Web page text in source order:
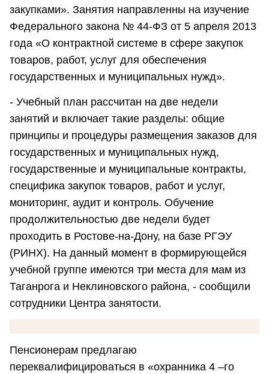
закупками». Занятия направленны на изучение
Федерального закона № 44-ФЗ от 5 апреля 2013
года «О контрактной системе в сфере закупок
товаров, работ, услуг для обеспечения
государственных и муниципальных нужд».
- Учебный план рассчитан на две недели
занятий и включает такие разделы: общие
принципы и процедуры размещения заказов для
государственных и муниципальных нужд,
государственные и муниципальные контракты,
специфика закупок товаров, работ и услуг,
мониторинг, аудит и контроль. Обучение
продолжительностью две недели будет
проходить в Ростове-на-Дону, на базе РГЭУ
(РИНХ). На данный момент в формирующейся
учебной группе имеются три места для мам из
Таганрога и Неклиновского района, - сообщили
сотрудники Центра занятости.
Пенсионерам предлагаю
переквалифицироваться в «охранника 4 –го